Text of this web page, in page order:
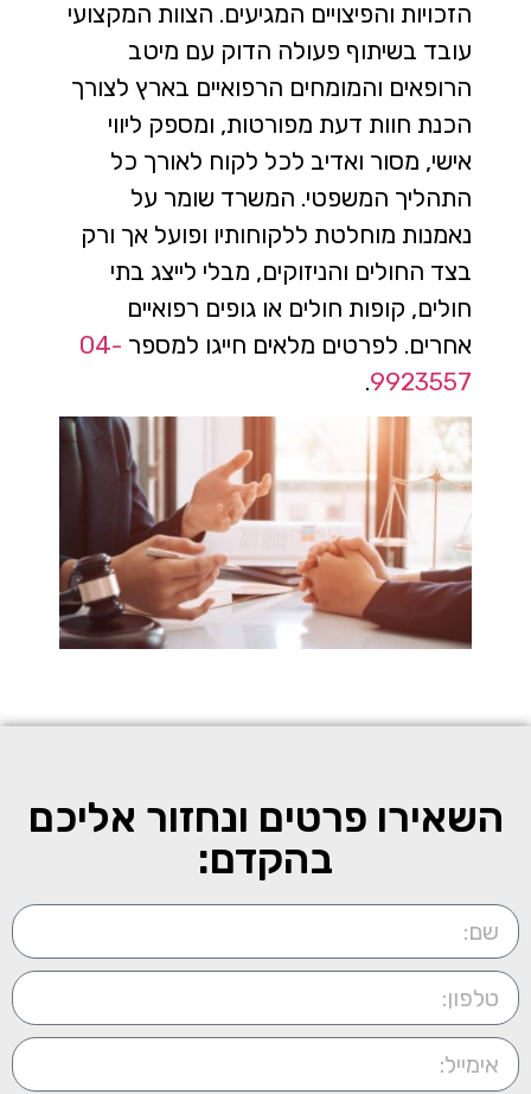
הזכויות והפיצויים המגיעים. הצוות המקצועי
עובד בשיתוף פעולה הדוק עם מיטב
הרופאים והמומחים הרפואיים בארץ לצורך
הכנת חוות דעת מפורטות, ומספק ליווי
אישי, מסור ואדיב לכל לקוח לאורך כל
התהליך המשפטי. המשרד שומר על
נאמנות מוחלטת ללקוחותיו ופועל אך ורק
בצד החולים והניזוקים, מבלי לייצג בתי
חולים, קופות חולים או גופים רפואיים
אחרים. לפרטים מלאים חייגו למספר 04-
9923557
.
השאירו פרטים ונחזור אליכם
בהקדם: